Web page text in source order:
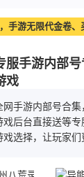
手游无限代金卷、
服手游内部
戏
网手游内部号合
戏后台直接送等
戏选择，让玩家们